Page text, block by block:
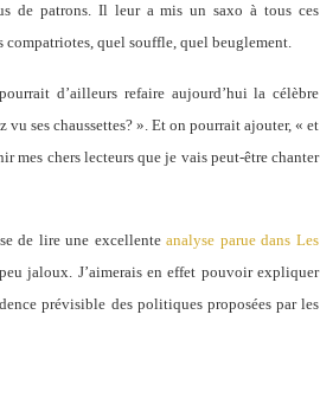
de patrons. Il leur a mis un saxo à tous ces
quel souffle, quel beuglement.
d’ailleurs refaire aujourd’hui la célèbre
ses chaussettes? ». Et on pourrait ajouter, « et
mes chers lecteurs que je vais peut-être chanter
de lire une excellenteanalyse parue dans Les
jaloux. J’aimerais en effet pouvoir expliquer
prévisible des politiques proposées par les